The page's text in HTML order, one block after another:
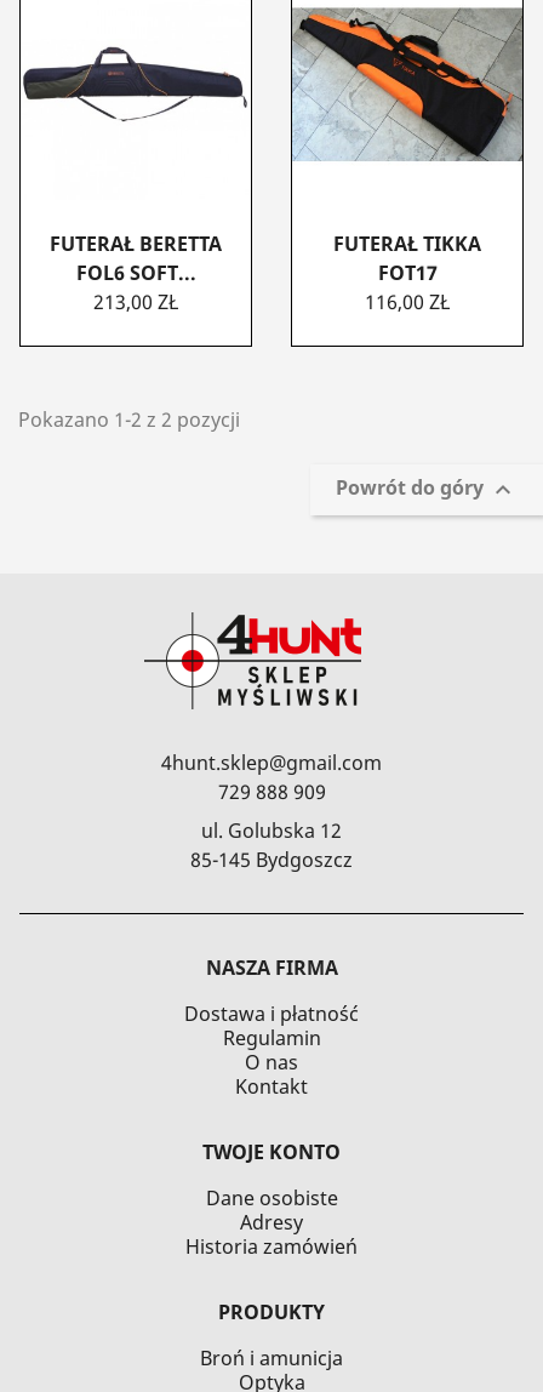
FUTERAŁ BERETTA
FOL6 SOFT...
CENA
213,00 ZŁ
FUTERAŁ TIKKA
FOT17
CENA
116,00 ZŁ
Pokazano 1-2 z 2 pozycji
Powrót do góry 
4hunt.sklep@gmail.com
729 888 909
ul. Golubska 12
85-145 Bydgoszcz
NASZA FIRMA
Dostawa i płatność
Regulamin
O nas
Kontakt
TWOJE KONTO
Dane osobiste
Adresy
Historia zamówień
PRODUKTY
Broń i amunicja
Optyka